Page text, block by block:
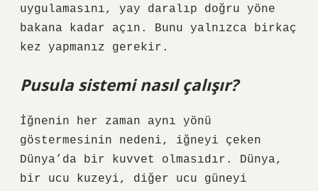
uygulamasını, yay daralıp doğru yöne
bakana kadar açın. Bunu yalnızca birkaç
kez yapmanız gerekir.
Pusula sistemi nasıl çalışır?
İğnenin her zaman aynı yönü
göstermesinin nedeni, iğneyi çeken
Dünya’da bir kuvvet olmasıdır. Dünya,
bir ucu kuzeyi, diğer ucu güneyi